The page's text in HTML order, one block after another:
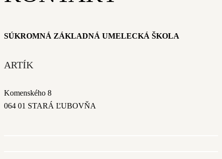
SÚKROMNÁ ZÁKLADNÁ UMELECKÁ ŠKOLA
ARTÍK
Komenského 8
064 01 STARÁ ĽUBOVŇA